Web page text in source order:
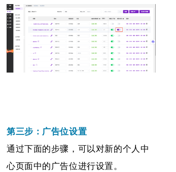
第三步：广告位设置
通过下面的步骤，可以对新的个人中
心页面中的广告位进行设置。